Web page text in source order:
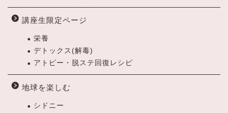
講座生限定ページ
栄養
デトックス(解毒)
アトピー・脱ステ回復レシピ
地球を楽しむ
シドニー